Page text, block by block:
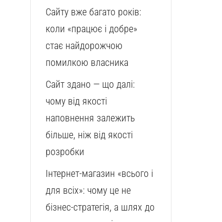
Сайту вже багато років:
коли «працює і добре»
стає найдорожчою
помилкою власника
Сайт здано — що далі:
чому від якості
наповнення залежить
більше, ніж від якості
розробки
Інтернет-магазин «всього і
для всіх»: чому це не
бізнес-стратегія, а шлях до